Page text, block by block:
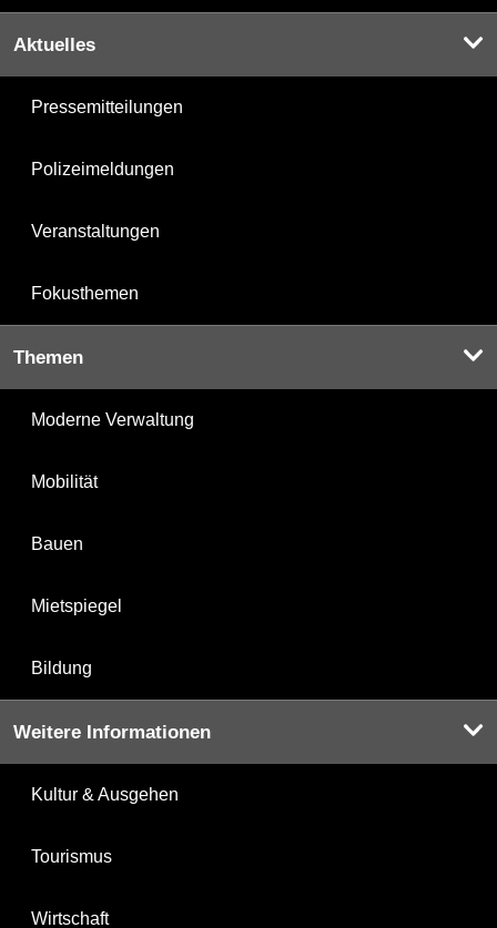
Aktuelles
Pressemitteilungen
Polizeimeldungen
Veranstaltungen
Fokusthemen
Themen
Moderne Verwaltung
Mobilität
Bauen
Mietspiegel
Bildung
Weitere Informationen
Kultur & Ausgehen
Tourismus
Wirtschaft